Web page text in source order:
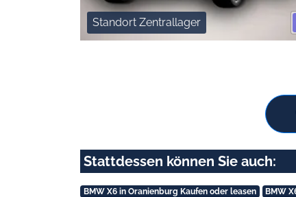
Standort Zentrallager
Stattdessen können Sie auch:
BMW X6 in Oranienburg Kaufen oder leasen BMW